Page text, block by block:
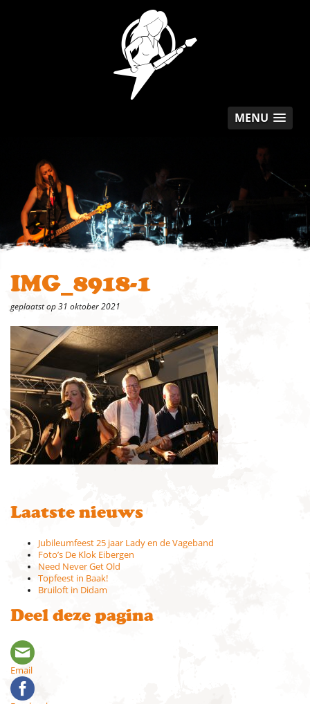
MENU
IMG_8918-1
geplaatst op 31 oktober 2021
Laatste nieuws
Jubileumfeest 25 jaar Lady en de Vageband
Foto’s De Klok Eibergen
Need Never Get Old
Topfeest in Baak!
Bruiloft in Didam
Deel deze pagina
Email